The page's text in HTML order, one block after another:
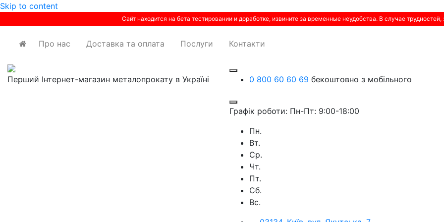
Skip to content
Сайт находится на бета тестировании и доработке, извините за временные неудобства. В случае
Про нас Доставка та оплата Послуги Контакти
Перший Інтернет-магазин металопрокату в Україні 0 800 60 60 69 бекоштовно з мобільного
Графік роботи: Пн-Пт: 9:00-18:00
Пн.
Вт.
Ср.
Чт.
Пт.
Сб.
Вс.